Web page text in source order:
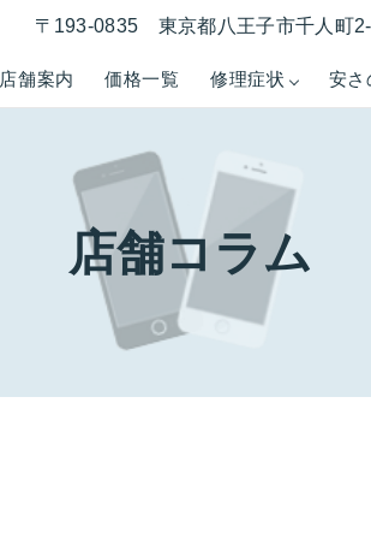
店舗案内 価格一覧 修理症状 安さ
〒193-0835 東京都八王子市千人町
店舗コラム